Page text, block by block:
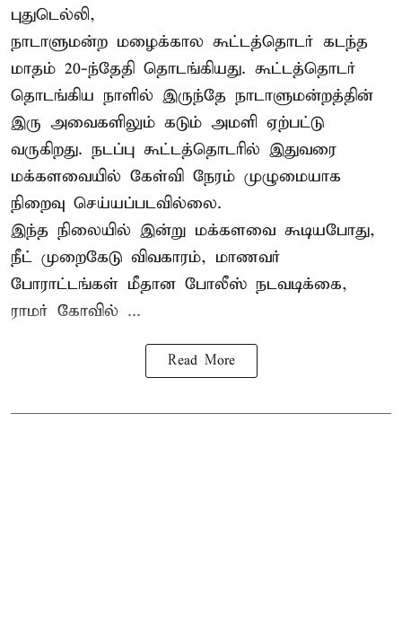
புதுடெல்லி,
நாடாளுமன்ற மழைக்கால கூட்டத்தொடர் கடந்த
மாதம் 20-ந்தேதி தொடங்கியது. கூட்டத்தொடர்
தொடங்கிய நாளில் இருந்தே நாடாளுமன்றத்தின்
இரு அவைகளிலும் கடும் அமளி ஏற்பட்டு
வருகிறது. நடப்பு கூட்டத்தொடரில் இதுவரை
மக்களவையில் கேள்வி நேரம் முழுமையாக
நிறைவு செய்யப்படவில்லை.
இந்த நிலையில் இன்று மக்களவை கூடியபோது,
நீட் முறைகேடு விவகாரம், மாணவர்
போராட்டங்கள் மீதான போலீஸ் நடவடிக்கை,
ராமர் கோவில் ...
Read More